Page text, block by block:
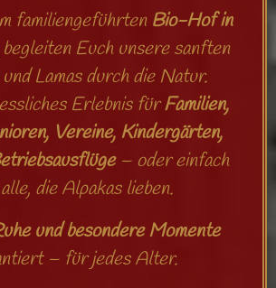
familiengeführten Bio-Hof in
Euch unsere sanften
Lamas durch die Natur.
Erlebnis fürFamilien,
Vereine, Kindergärten,
– oder einfach
die Alpakas lieben.
und besondere Momente
– für jedes Alter.